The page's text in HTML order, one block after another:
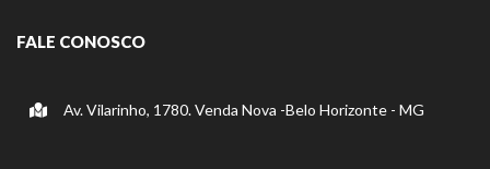
FALE CONOSCO
Av. Vilarinho, 1780. Venda Nova -Belo Horizonte - MG